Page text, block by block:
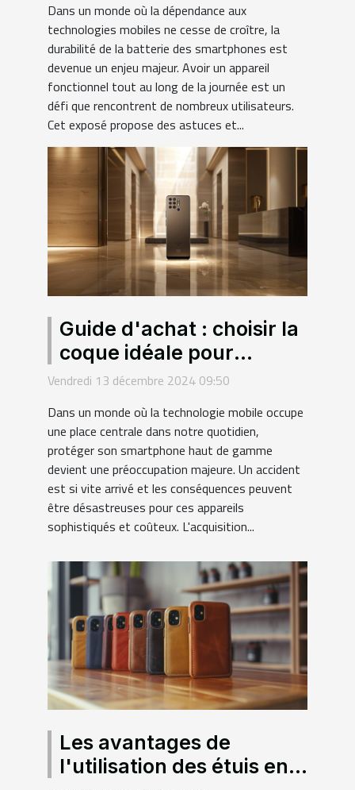
plus récents
Dans un monde où la dépendance aux
technologies mobiles ne cesse de croître, la
durabilité de la batterie des smartphones est
devenue un enjeu majeur. Avoir un appareil
fonctionnel tout au long de la journée est un
défi que rencontrent de nombreux utilisateurs.
Cet exposé propose des astuces et...
Guide d'achat : choisir la
coque idéale pour
smartphones haut de
Vendredi 13 décembre 2024 09:50
Dans un monde où la technologie mobile occupe
une place centrale dans notre quotidien,
protéger son smartphone haut de gamme
devient une préoccupation majeure. Un accident
est si vite arrivé et les conséquences peuvent
être désastreuses pour ces appareils
sophistiqués et coûteux. L'acquisition...
Les avantages de
l'utilisation des étuis en